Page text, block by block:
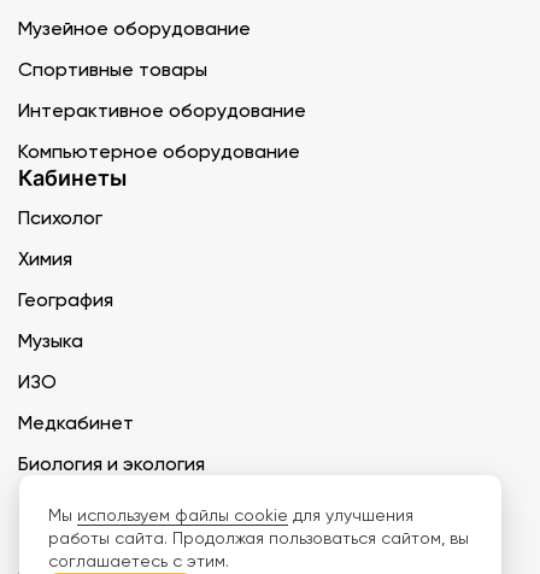
Музейное оборудование
Спортивные товары
Интерактивное оборудование
Компьютерное оборудование
Кабинеты
Психолог
Химия
География
Музыка
ИЗО
Медкабинет
Биология и экология
Технология
Мы используем файлы cookie для улучшения
работы сайта. Продолжая пользоваться сайтом, вы
соглашаетесь с этим.